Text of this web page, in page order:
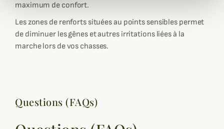
maximum de confort.
Les zones de renforts situées au points sensibles permet
de diminuer les gênes et autres irritations liées à la
marche lors de vos chasses.
Questions (FAQs)